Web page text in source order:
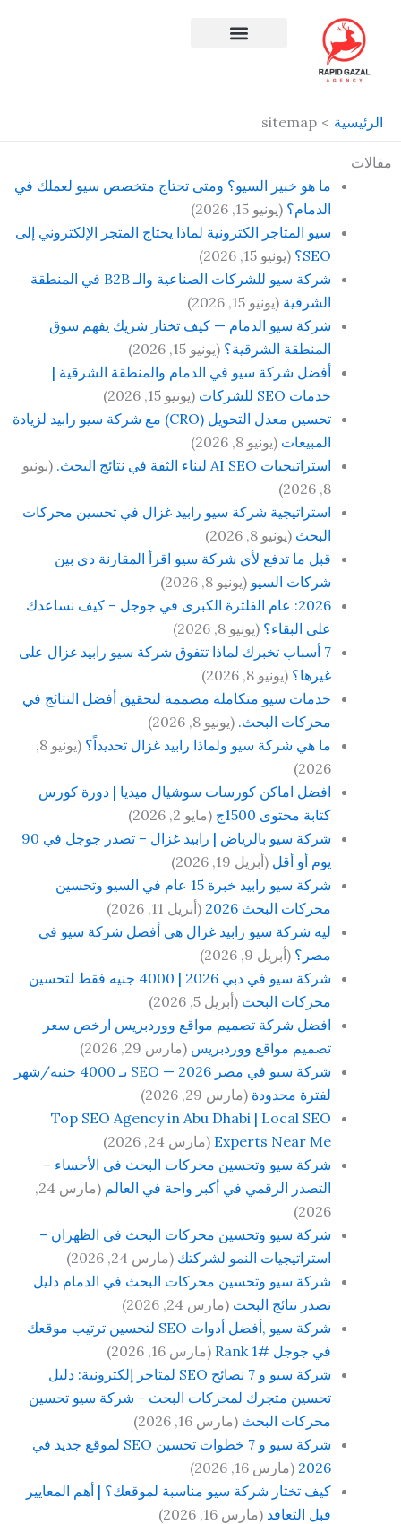
الرئيسية sitemap
مقالات
ما هو خبير السيو؟ ومتى تحتاج متخصص سيو لعملك في
الدمام؟ (يونيو 15, 2026)
سيو المتاجر الكترونية لماذا يحتاج المتجر الإلكتروني إلى
SEO؟
(يونيو 15, 2026)
شركة سيو للشركات الصناعية والـ B2B في المنطقة
الشرقية (يونيو 15, 2026)
شركة سيو الدمام — كيف تختار شريك يفهم سوق
المنطقة الشرقية؟ (يونيو 15, 2026)
أفضل شركة سيو في الدمام والمنطقة الشرقية |
خدمات SEO للشركات
(يونيو 15, 2026)
تحسين معدل التحويل (CRO) مع شركة سيو رابيد لزيادة
المبيعات (يونيو 8, 2026)
استراتيجيات AI SEO لبناء الثقة في نتائج البحث.
(يونيو
استراتيجية شركة سيو رابيد غزال في تحسين محركات
البحث (يونيو 8, 2026)
قبل ما تدفع لأي شركة سيو اقرأ المقارنة دي بين
شركات السيو (يونيو 8, 2026)
2026: عام الفلترة الكبرى في جوجل – كيف نساعدك
على البقاء؟ (يونيو 8, 2026)
7 أسباب تخبرك لماذا تتفوق شركة سيو رابيد غزال على
غيرها؟ (يونيو 8, 2026)
خدمات سيو متكاملة مصممة لتحقيق أفضل النتائج في
محركات البحث. (يونيو 8, 2026)
ما هي شركة سيو ولماذا رابيد غزال تحديداً؟
(يونيو 8,
2026)
افضل اماكن كورسات سوشيال ميديا | دورة كورس
كتابة محتوى 1500ج
(مايو 2, 2026)
شركة سيو بالرياض | رابيد غزال – تصدر جوجل في 90
يوم أو أقل (أبريل 19, 2026)
شركة سيو رابيد خبرة 15 عام في السيو وتحسين
محركات البحث 2026
(أبريل 11, 2026)
ليه شركة سيو رابيد غزال هي أفضل شركة سيو في
مصر؟ (أبريل 9, 2026)
شركة سيو في دبي 2026 | 4000 جنيه فقط لتحسين
محركات البحث (أبريل 5, 2026)
افضل شركة تصميم مواقع ووردبريس ارخص سعر
تصميم مواقع ووردبريس (مارس 29, 2026)
شركة سيو في مصر 2026 — SEO بـ 4000 جنيه/شهر
لفترة محدودة (مارس 29, 2026)
Top SEO Agency in Abu Dhabi | Local SEO
Experts Near Me (مارس 24, 2026)
شركة سيو وتحسين محركات البحث في الأحساء –
التصدر الرقمي في أكبر واحة في العالم
(مارس 24,
2026)
شركة سيو وتحسين محركات البحث في الظهران –
استراتيجيات النمو لشركتك (مارس 24, 2026)
شركة سيو وتحسين محركات البحث في الدمام دليل
تصدر نتائج البحث (مارس 24, 2026)
شركة سيو ,أفضل أدوات SEO لتحسين ترتيب موقعك
في جوجل #Rank 1
(مارس 16, 2026)
شركة سيو و 7 نصائح SEO لمتاجر إلكترونية: دليل
تحسين متجرك لمحركات البحث - شركة سيو تحسين
محركات البحث (مارس 16, 2026)
شركة سيو و 7 خطوات تحسين SEO لموقع جديد في
2026 (مارس 16, 2026)
كيف تختار شركة سيو مناسبة لموقعك؟ | أهم المعايير
قبل التعاقد (مارس 16, 2026)